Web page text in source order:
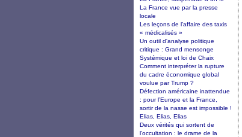
La France vue par la presse
locale
Les leçons de l’affaire des taxis
« médicalisés »
Un outil d'analyse politique
critique : Grand mensonge
Systémique et loi de Chaix
Comment interpréter la rupture
du cadre économique global
voulue par Trump ?
Défection américaine inattendue
: pour l’Europe et la France,
sortir de la nasse est impossible !
Elias, Elias, Elias
Deux vérités qui sortent de
l'occultation : le drame de la